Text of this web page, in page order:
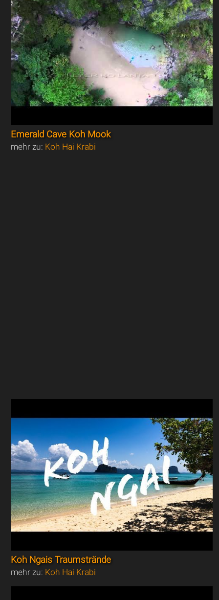
Emerald Cave Koh Mook
mehr zu: Koh Hai Krabi
Koh Ngais Traumstrände
mehr zu: Koh Hai Krabi